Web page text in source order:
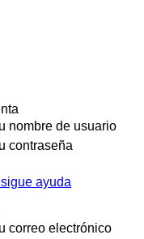
nombre de usuario
contraseña
ayuda
correo electrónico